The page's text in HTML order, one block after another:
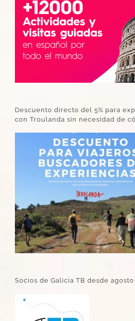
Descuento directo del 5% para
con Troulanda sin necesidad de
Socios de Galicia TB desde